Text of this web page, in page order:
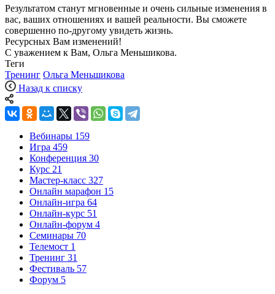
Результатом станут мгновенные и очень сильные изменения в
вас, ваших отношениях и вашей реальности. Вы сможете
совершенно по-другому увидеть жизнь.
Ресурсных Вам изменений!
С уважением к Вам, Ольга Меньшикова.
Теги
Тренинг Ольга Меньшикова
Назад к списку
Вебинары 159
Игра 459
Конференция 30
Курс 21
Мастер-класс 327
Онлайн марафон 15
Онлайн-игра 64
Онлайн-курс 51
Онлайн-форум 4
Семинары 70
Телемост 1
Тренинг 31
Фестиваль 57
Форум 5